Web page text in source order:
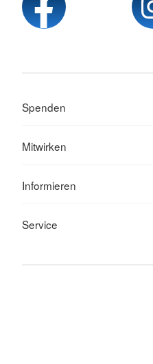
Spenden
Mitwirken
Informieren
Service